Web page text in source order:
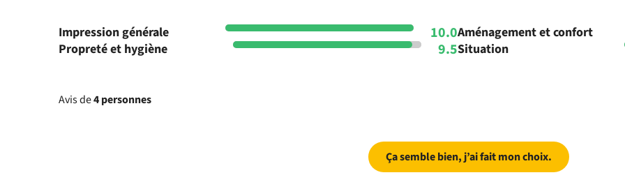
Impression générale 10.0Aménagement et confort
Propreté et hygiène 9.5Situation
Avis de4 personnes
Ça semble bien, j’ai fait mon choix.